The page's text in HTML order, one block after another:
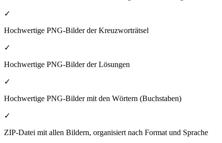
✓
Hochwertige PNG-Bilder der Kreuzworträtsel
✓
Hochwertige PNG-Bilder der Lösungen
✓
Hochwertige PNG-Bilder mit den Wörtern (Buchstaben)
✓
ZIP-Datei mit allen Bildern, organisiert nach Format und Sprache